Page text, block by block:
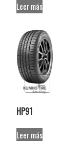
Leer más
HP91
Leer más
deseos